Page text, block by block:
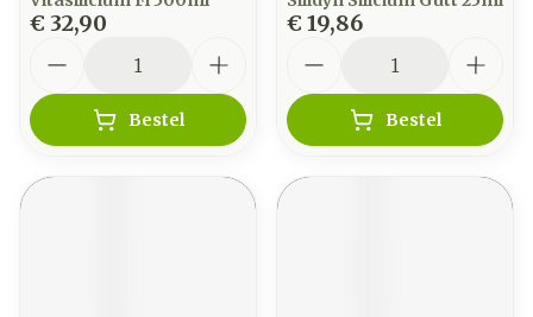
€ 32,90
Bestel
€ 19,86
Bestel